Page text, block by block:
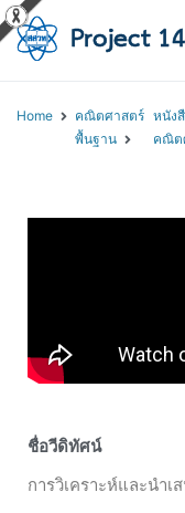
Home
คณิตศาสตร์
พื้นฐาน
หนัง
คณิต
ชื่อวีดิทัศน์
การวิเคราะห์และนำ